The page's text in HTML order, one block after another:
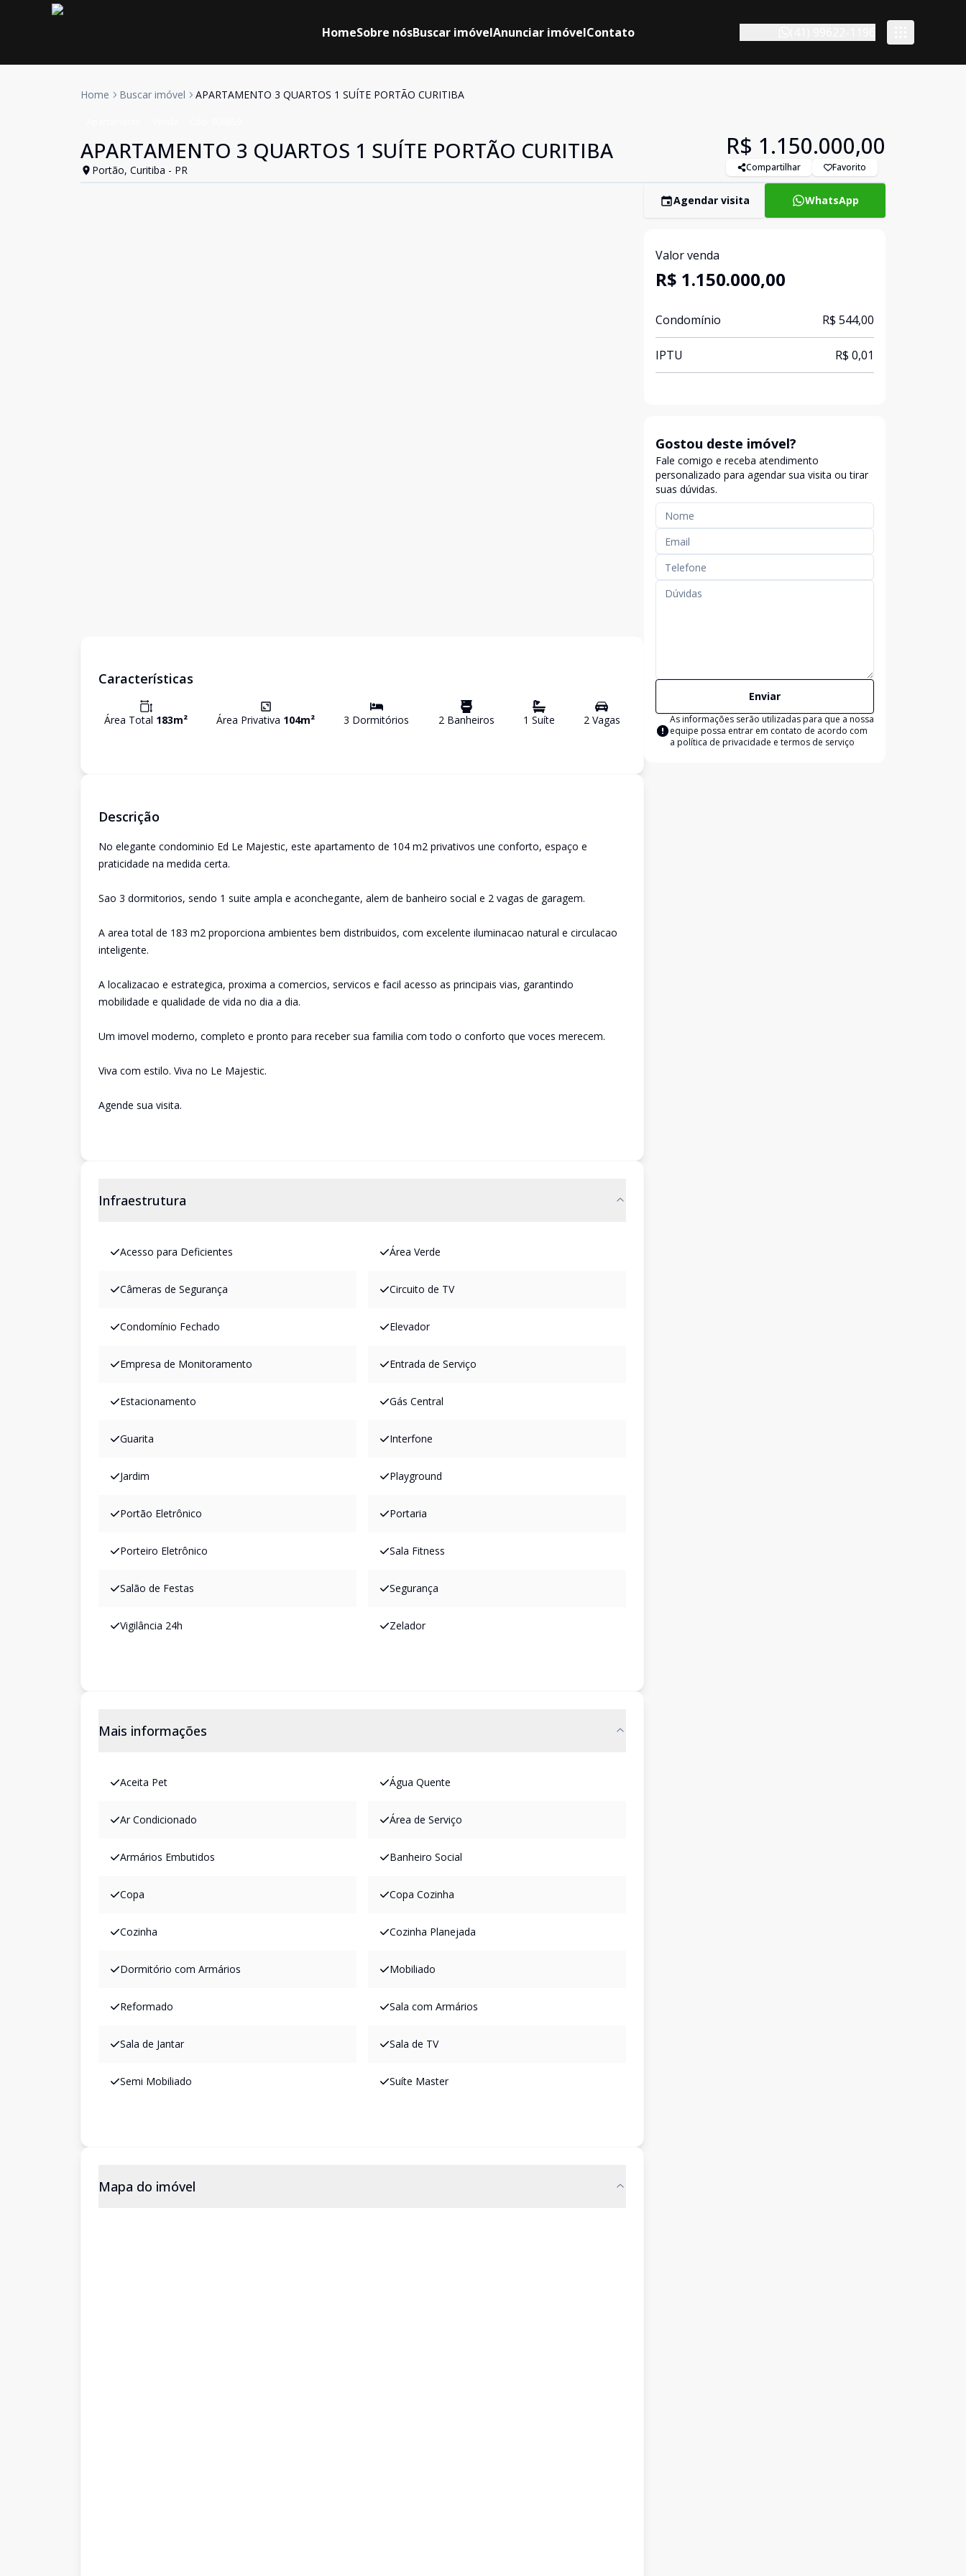
HomeSobre nósBuscar imóvelAnunciar imóvelContato
Home Buscar imóvel APARTAMENTO 3 QUARTOS 1 SUÍTE PORTÃO CURITIBA
APARTAMENTO 3 QUARTOS 1 SUÍTE PORTÃO CURITIBA
Portão, Curitiba - PR
R$ 1.150.000,00
Compartilhar Favorito
Características
Área Total 183m² Área Privativa 104m² 3 Dormitórios 2Banheiros 1 Suíte 2Vagas
Descrição
No elegante condominio Ed Le Majestic, este apartamento de 104 m2 privativos une conforto, espaço e
praticidade na medida certa.
Sao 3 dormitorios, sendo 1 suite ampla e aconchegante, alem de banheiro social e 2 vagas de garagem.
A area total de 183 m2 proporciona ambientes bem distribuidos, com excelente iluminacao natural e circulacao
inteligente.
A localizacao e estrategica, proxima a comercios, servicos e facil acesso as principais vias, garantindo
mobilidade e qualidade de vida no dia a dia.
Um imovel moderno, completo e pronto para receber sua familia com todo o conforto que voces merecem.
Viva com estilo. Viva no Le Majestic.
Agende sua visita.
Infraestrutura
Acesso para Deficientes Área Verde
Câmeras de Segurança Circuito de TV
Condomínio Fechado Elevador
Empresa de Monitoramento Entrada de Serviço
Estacionamento Gás Central
Guarita Interfone
Jardim Playground
Portão Eletrônico Portaria
Porteiro Eletrônico Sala Fitness
Salão de Festas Segurança
Vigilância 24h Zelador
Mais informações
Aceita Pet Água Quente
Ar Condicionado Área de Serviço
Armários Embutidos Banheiro Social
Copa Copa Cozinha
Cozinha Cozinha Planejada
Dormitório com Armários Mobiliado
Reformado Sala com Armários
Sala de Jantar Sala de TV
Semi Mobiliado Suíte Master
Mapa do imóvel
Agendar visita WhatsApp
Valor venda
R$ 1.150.000,00
Condomínio R$ 544,00
IPTU R$ 0,01
Gostou deste imóvel?
Fale comigo e receba atendimento
personalizado para agendar sua visita ou tirar
suas dúvidas.
Enviar
As informações serão utilizadas para que a nossa
equipe possa entrar em contato de acordo com
a política de privacidade e termos de serviço